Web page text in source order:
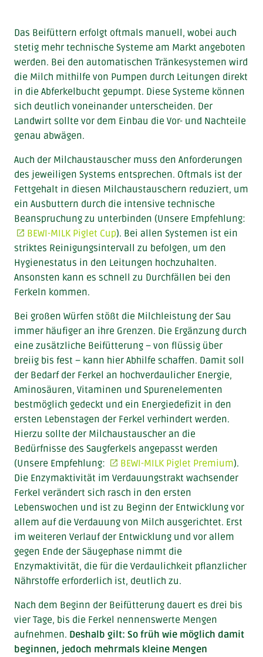
Das Beifüttern erfolgt oftmals manuell, wobei auch
stetig mehr technische Systeme am Markt angeboten
werden. Bei den automatischen Tränkesystemen wird
die Milch mithilfe von Pumpen durch Leitungen direkt
in die Abferkelbucht gepumpt. Diese Systeme können
sich deutlich voneinander unterscheiden. Der
Landwirt sollte vor dem Einbau die Vor- und Nachteile
genau abwägen.
Auch der Milchaustauscher muss den Anforderungen
des jeweiligen Systems entsprechen. Oftmals ist der
Fettgehalt in diesen Milchaustauschern reduziert, um
ein Ausbuttern durch die intensive technische
Beanspruchung zu unterbinden (Unsere Empfehlung:
BEWI-MILK Piglet Cup). Bei allen Systemen ist ein
striktes Reinigungsintervall zu befolgen, um den
Hygienestatus in den Leitungen hochzuhalten.
Ansonsten kann es schnell zu Durchfällen bei den
Ferkeln kommen.
Bei großen Würfen stößt die Milchleistung der Sau
immer häufiger an ihre Grenzen. Die Ergänzung durch
eine zusätzliche Beifütterung – von flüssig über
breiig bis fest – kann hier Abhilfe schaffen. Damit soll
der Bedarf der Ferkel an hochverdaulicher Energie,
Aminosäuren, Vitaminen und Spurenelementen
bestmöglich gedeckt und ein Energiedefizit in den
ersten Lebenstagen der Ferkel verhindert werden.
Hierzu sollte der Milchaustauscher an die
Bedürfnisse des Saugferkels angepasst werden
(Unsere Empfehlung:
BEWI-MILK Piglet Premium).
Die Enzymaktivität im Verdauungstrakt wachsender
Ferkel verändert sich rasch in den ersten
Lebenswochen und ist zu Beginn der Entwicklung vor
allem auf die Verdauung von Milch ausgerichtet. Erst
im weiteren Verlauf der Entwicklung und vor allem
gegen Ende der Säugephase nimmt die
Enzymaktivität, die für die Verdaulichkeit pflanzlicher
Nährstoffe erforderlich ist, deutlich zu.
Nach dem Beginn der Beifütterung dauert es drei bis
vier Tage, bis die Ferkel nennenswerte Mengen
aufnehmen. Deshalb gilt: So früh wie möglich damit
beginnen, jedoch mehrmals kleine Mengen